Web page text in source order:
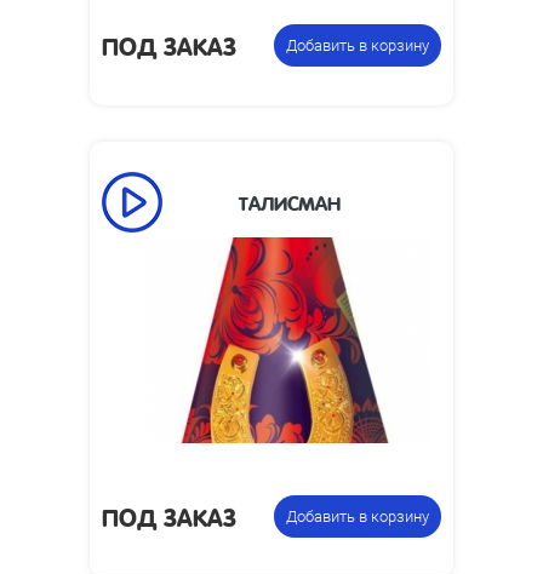
ПОД ЗАКАЗ Добавить в корзину
ТАЛИСМАН
Время работы, сек:
50
Высота пламени, м:
3
Размеры изделия,
85 x 85 x 20
Вес упаковки, кг:
1.7
Цена указана за
Фонтан
пиротехнический
ПОД ЗАКАЗ Добавить в корзину